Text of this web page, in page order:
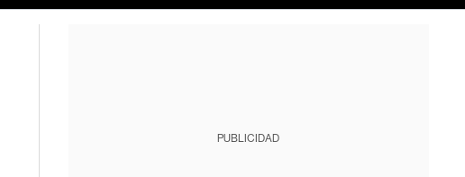
PUBLICIDAD